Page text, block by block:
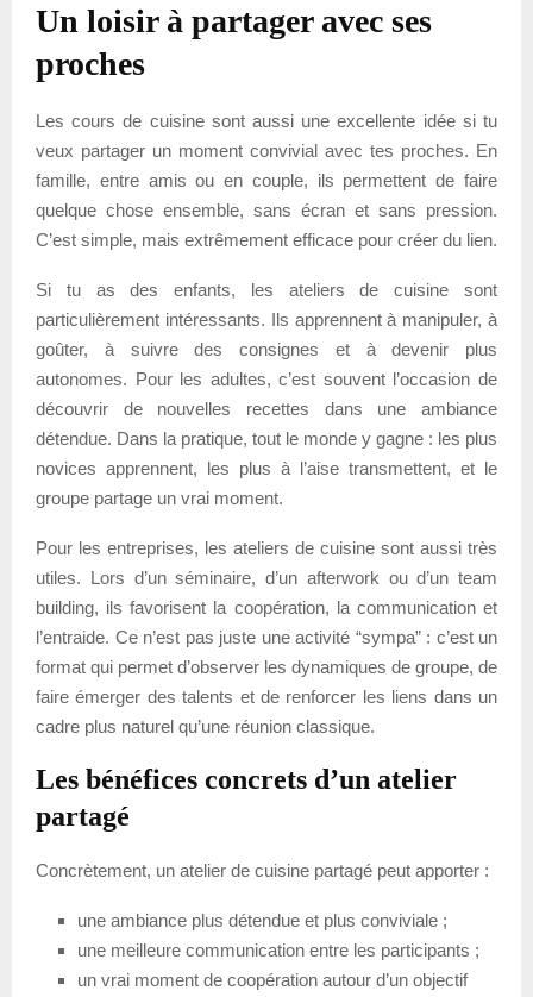
Un loisir à partager avec ses
proches
Les cours de cuisine sont aussi une excellente idée si tu
veux partager un moment convivial avec tes proches. En
famille, entre amis ou en couple, ils permettent de faire
quelque chose ensemble, sans écran et sans pression.
C’est simple, mais extrêmement efficace pour créer du lien.
Si tu as des enfants, les ateliers de cuisine sont
particulièrement intéressants. Ils apprennent à manipuler, à
goûter, à suivre des consignes et à devenir plus
autonomes. Pour les adultes, c’est souvent l’occasion de
découvrir de nouvelles recettes dans une ambiance
détendue. Dans la pratique, tout le monde y gagne : les plus
novices apprennent, les plus à l’aise transmettent, et le
groupe partage un vrai moment.
Pour les entreprises, les ateliers de cuisine sont aussi très
utiles. Lors d’un séminaire, d’un afterwork ou d’un team
building, ils favorisent la coopération, la communication et
l’entraide. Ce n’est pas juste une activité “sympa” : c’est un
format qui permet d’observer les dynamiques de groupe, de
faire émerger des talents et de renforcer les liens dans un
cadre plus naturel qu’une réunion classique.
Les bénéfices concrets d’un atelier
partagé
Concrètement, un atelier de cuisine partagé peut apporter :
une ambiance plus détendue et plus conviviale ;
une meilleure communication entre les participants ;
un vrai moment de coopération autour d’un objectif